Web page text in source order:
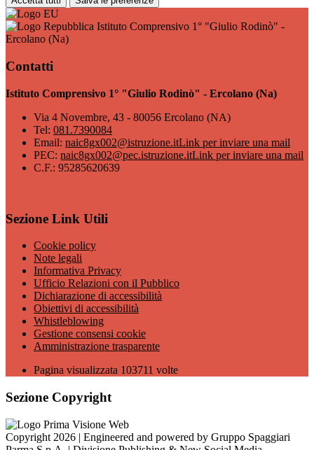
Istituto Comprensivo 1° "Giulio Rodinò" -
Ercolano (Na)
Contatti
Istituto Comprensivo 1° "Giulio Rodinò" - Ercolano (Na)
Via 4 Novembre, 43 - 80056 Ercolano (NA)
Tel: 081.7390084
Email: naic8gx002@istruzione.itLink per inviare una mail
PEC: naic8gx002@pec.istruzione.itLink per inviare una mail
C.F.: 95285620639
Sezione Link Utili
Cookie policy
Note legali
Informativa Privacy
Ufficio Relazioni con il Pubblico
Dichiarazione di accessibilità
Obiettivi di accessibilità
Whistleblowing
Gestione consensi cookie
Amministrazione trasparente
Pagina visualizzata 103711 volte
Sezione Copyright
Copyright 2026 | Engineered and powered by Gruppo Spaggiari